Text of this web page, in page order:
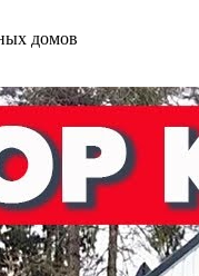
домов